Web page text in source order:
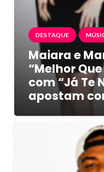
DESTAQUE
Maiara e
“Melhor
com “Já Te
apostam